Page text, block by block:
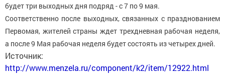
будет три выходных дня подряд - с 7 по 9 мая.
Соответственно после выходных, связанных с празднованием
Первомая, жителей страны ждет трехдневная рабочая неделя,
а после 9 Мая рабочая неделя будет состоять из четырех дней.
Источник:
http://www.menzela.ru/component/k2/item/12922.html